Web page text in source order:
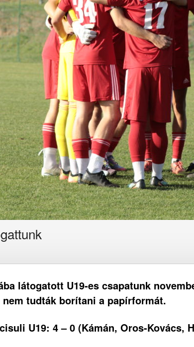
látogatott U19-es csapatunk
tudták borítani a papírformát.
U19: 4 – 0 (Kámán, Oros-Kovács,